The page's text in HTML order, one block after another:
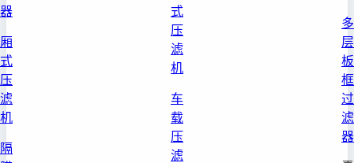
器
厢
式
压
滤
机
隔
式
压
滤
机
车
载
压
滤
多
层
板
框
过
滤
器